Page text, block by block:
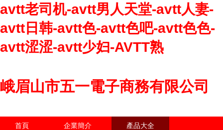
avtt老司机-avtt男人天堂-avtt人妻-
avtt日韩-avtt色-avtt色吧-avtt色色-
avtt涩涩-avtt少妇-AVTT熟
峨眉山市五一電子商務有限公司
首頁 企業簡介 產品大全